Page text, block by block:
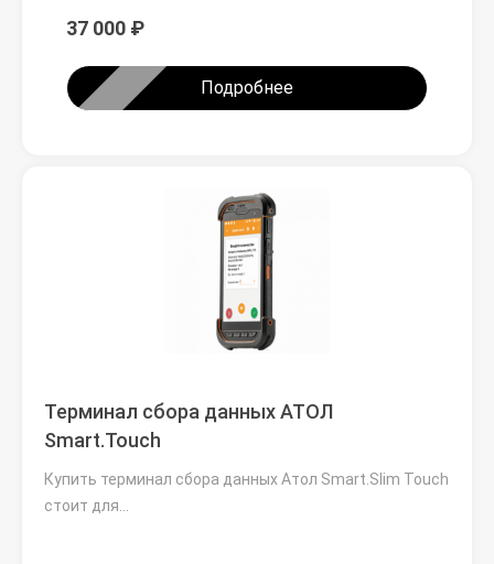
37 000 ₽
Подробнее
Терминал сбора данных АТОЛ
Smart.Touch
Купить терминал сбора данных Атол Smart.Slim Touch
стоит для…